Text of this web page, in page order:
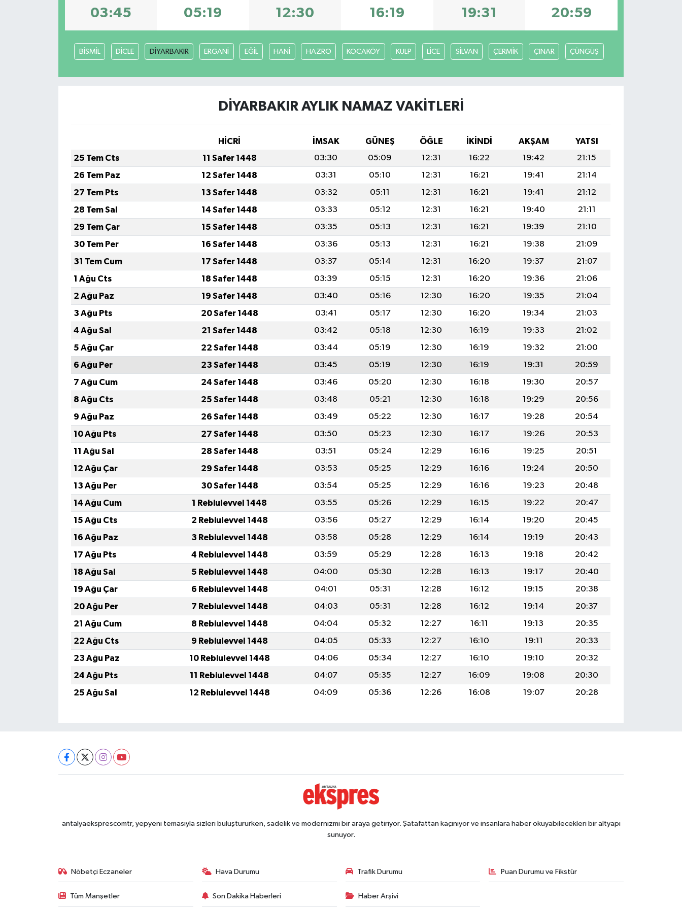
03:45 05:19 12:30 16:19 19:31 20:59
BİSMİL DİCLE DİYARBAKIR ERGANİ EĞİL HANİ HAZRO KOCAKÖY KULP LİCE SİLVAN ÇERMİK ÇINAR ÇÜNGÜŞ
DİYARBAKIR AYLIK NAMAZ VAKITLERI
HİCRİ İMSAK GÜNEŞ ÖĞLE İKINDI AKŞAM
YATSI
25 Tem Cts
11 Safer 1448 03:30 05:09 12:31 16:22 19:42
21:15
26 Tem Paz
12 Safer 1448 03:31 05:10 12:31 16:21 19:41
21:14
27 Tem Pts
13 Safer 1448 03:32 05:11 12:31 16:21 19:41
21:12
28 Tem Sal
14 Safer 1448 03:33 05:12 12:31 16:21 19:40
21:11
29 Tem Çar
15 Safer 1448 03:35 05:13 12:31 16:21 19:39
21:10
30 Tem Per
16 Safer 1448 03:36 05:13 12:31 16:21 19:38
21:09
31 Tem Cum
17 Safer 1448 03:37 05:14 12:31 16:20 19:37
21:07
1 Ağu Cts
18 Safer 1448 03:39 05:15 12:31 16:20 19:36
21:06
2 Ağu Paz
19 Safer 1448 03:40 05:16 12:30 16:20 19:35
21:04
3 Ağu Pts
20 Safer 1448 03:41 05:17 12:30 16:20 19:34
21:03
4 Ağu Sal
21 Safer 1448 03:42 05:18 12:30 16:19 19:33
21:02
5 Ağu Çar
22 Safer 1448 03:44 05:19 12:30 16:19 19:32
21:00
6 Ağu Per
23 Safer 1448 03:45 05:19 12:30 16:19 19:31
20:59
7 Ağu Cum
24 Safer 1448 03:46 05:20 12:30 16:18 19:30
20:57
8 Ağu Cts
25 Safer 1448 03:48 05:21 12:30 16:18 19:29
20:56
9 Ağu Paz
26 Safer 1448 03:49 05:22 12:30 16:17 19:28
20:54
10 Ağu Pts
27 Safer 1448 03:50 05:23 12:30 16:17 19:26
20:53
11 Ağu Sal
28 Safer 1448 03:51 05:24 12:29 16:16 19:25
20:51
12 Ağu Çar
29 Safer 1448 03:53 05:25 12:29 16:16 19:24
20:50
13 Ağu Per
30 Safer 1448 03:54 05:25 12:29 16:16 19:23
20:48
14 Ağu Cum
1 Rebiulevvel 1448 03:55 05:26 12:29 16:15 19:22
20:47
15 Ağu Cts
2 Rebiulevvel 1448 03:56 05:27 12:29 16:14 19:20
20:45
16 Ağu Paz
3 Rebiulevvel 1448 03:58 05:28 12:29 16:14 19:19
20:43
17 Ağu Pts
4 Rebiulevvel 1448 03:59 05:29 12:28 16:13 19:18
20:42
18 Ağu Sal
5 Rebiulevvel 1448 04:00 05:30 12:28 16:13 19:17
20:40
19 Ağu Çar
6 Rebiulevvel 1448 04:01 05:31 12:28 16:12 19:15
20:38
20 Ağu Per
7 Rebiulevvel 1448 04:03 05:31 12:28 16:12 19:14
20:37
21 Ağu Cum
8 Rebiulevvel 1448 04:04 05:32 12:27 16:11 19:13
20:35
22 Ağu Cts
9 Rebiulevvel 1448 04:05 05:33 12:27 16:10 19:11
20:33
23 Ağu Paz
10 Rebiulevvel 1448 04:06 05:34 12:27 16:10 19:10
20:32
24 Ağu Pts
11 Rebiulevvel 1448 04:07 05:35 12:27 16:09 19:08
20:30
25 Ağu Sal
12 Rebiulevvel 1448 04:09 05:36 12:26 16:08 19:07 20:28
antalyaeksprescomtr, yepyeni temasıyla sizleri buluştururken, sadelik ve modernizmi bir araya getiriyor. Şatafattan kaçınıyor ve insanlara haber okuyabilecekleri bir altyapı
sunuyor.
Nöbetçi Eczaneler Hava Durumu Trafik Durumu Puan Durumu ve Fikstür
Tüm Manşetler Son Dakika Haberleri Haber Arşivi
RESMİ İLAN